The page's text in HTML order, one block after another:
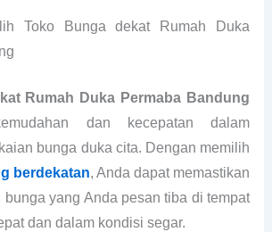
Toko Bunga dekat Rumah Duka
Rumah Duka Permaba Bandung
dan kecepatan dalam
bunga duka cita. Dengan memilih
berdekatan, Anda dapat memastikan
bunga yang Anda pesan tiba di tempat
dan dalam kondisi segar.